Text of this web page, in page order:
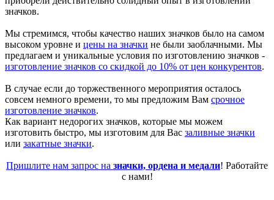
значков.
Мы стремимся, чтобы качество наших значков было на самом
высоком уровне и цены на значки не были заоблачными. Мы
предлагаем и уникальные условия по изготовлению значков -
изготовление значков со скидкой до 10% от цен конкурентов.
В случае если до торжественного мероприятия осталось
совсем немного времени, то мы предложим Вам срочное
изготовление значков.
Как вариант недорогих значков, которые мы можем
изготовить быстро, мы изготовим для Вас заливные значки
или закатные значки.
Пришлите нам запрос на значки, ордена и медали! Работайте
с нами!